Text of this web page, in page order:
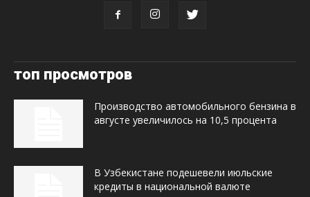
топ просмотров
Производство автомобильного бензина в
августе увеличилось на 10,5 процента
В Узбекистане подешевели июльские
кредиты в национальной валюте